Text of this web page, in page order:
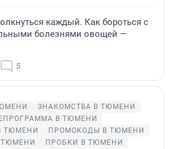
каждый. Как бороться с
болезнями овощей —
5
ЗНАКОМСТВА В ТЮМЕНИ
В ТЮМЕНИ
ТЮМЕНИ
ПРОМОКОДЫ В ТЮМЕНИ
ТЮМЕНИ
ПРОБКИ В ТЮМЕНИ